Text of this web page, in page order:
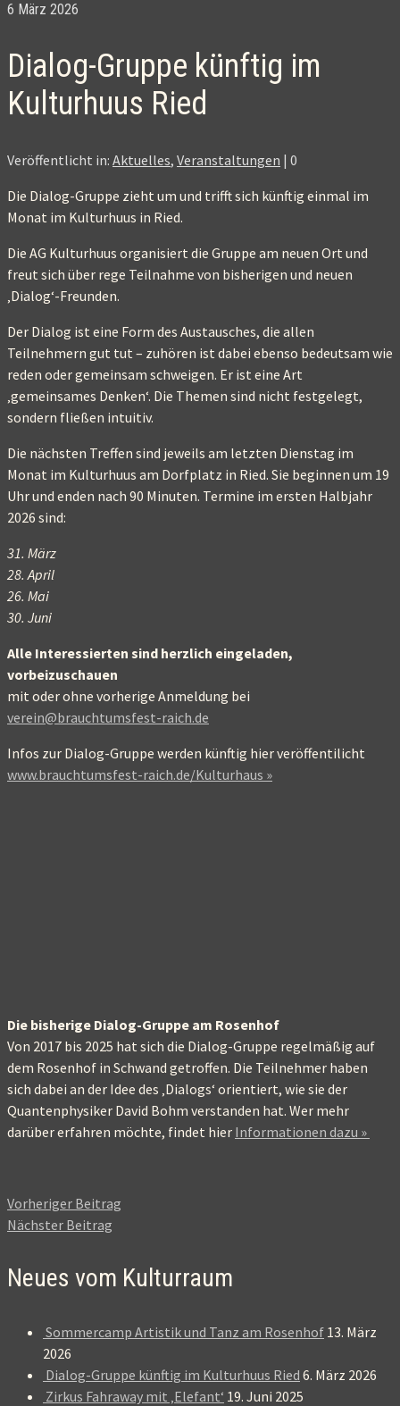
6 März 2026
Dialog-Gruppe künftig im
Kulturhuus Ried
Veröffentlicht in: Aktuelles, Veranstaltungen | 0
Die Dialog-Gruppe zieht um und trifft sich künftig einmal im
Monat im Kulturhuus in Ried.
Die AG Kulturhuus organisiert die Gruppe am neuen Ort und
freut sich über rege Teilnahme von bisherigen und neuen
‚Dialog‘-Freunden.
Der Dialog ist eine Form des Austausches, die allen
Teilnehmern gut tut – zuhören ist dabei ebenso bedeutsam wie
reden oder gemeinsam schweigen. Er ist eine Art
‚gemeinsames Denken‘. Die Themen sind nicht festgelegt,
sondern fließen intuitiv.
Die nächsten Treffen sind jeweils am letzten Dienstag im
Monat im Kulturhuus am Dorfplatz in Ried. Sie beginnen um 19
Uhr und enden nach 90 Minuten. Termine im ersten Halbjahr
2026 sind:
31. März
28. April
26. Mai
30. Juni
Alle Interessierten sind herzlich eingeladen,
vorbeizuschauen
mit oder ohne vorherige Anmeldung bei
verein@brauchtumsfest-raich.de
Infos zur Dialog-Gruppe werden künftig hier veröffentilicht
www.brauchtumsfest-raich.de/Kulturhaus »
Die bisherige Dialog-Gruppe am Rosenhof
Von 2017 bis 2025 hat sich die Dialog-Gruppe regelmäßig auf
dem Rosenhof in Schwand getroffen. Die Teilnehmer haben
sich dabei an der Idee des ‚Dialogs‘ orientiert, wie sie der
Quantenphysiker David Bohm verstanden hat. Wer mehr
darüber erfahren möchte, findet hier Informationen dazu »
Vorheriger Beitrag
Nächster Beitrag
Neues vom Kulturraum
Sommercamp Artistik und Tanz am Rosenhof 13. März
2026
Dialog-Gruppe künftig im Kulturhuus Ried 6. März 2026
Zirkus Fahraway mit ‚Elefant‘ 19. Juni 2025